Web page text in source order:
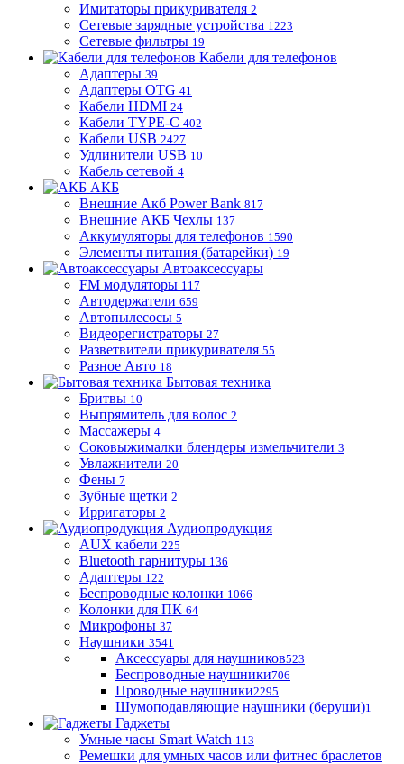
Имитаторы прикуривателя 2
Сетевые зарядные устройства 1223
Сетевые фильтры 19
Кабели для телефонов
Адаптеры 39
Адаптеры OTG 41
Кабели HDMI 24
Кабели TYPE-C 402
Кабели USB 2427
Удлинители USB 10
Кабель сетевой 4
АКБ
Внешние Акб Power Bank 817
Внешние АКБ Чехлы 137
Аккумуляторы для телефонов 1590
Элементы питания (батарейки) 19
Автоаксессуары
FM модуляторы 117
Автодержатели 659
Автопылесосы 5
Видеорегистраторы 27
Разветвители прикуривателя 55
Разное Авто 18
Бытовая техника
Бритвы 10
Выпрямитель для волос 2
Массажеры 4
Соковыжималки блендеры измельчители 3
Увлажнители 20
Фены 7
Зубные щетки 2
Ирригаторы 2
Аудиопродукция
AUX кабели 225
Bluetooth гарнитуры 136
Адаптеры 122
Беспроводные колонки 1066
Колонки для ПК 64
Микрофоны 37
Наушники 3541
Аксессуары для наушников523
Беспроводные наушники706
Проводные наушники2295
Шумоподавляющие наушники (беруши)1
Гаджеты
Умные часы Smart Watch 113
Ремешки для умных часов или фитнес браслетов